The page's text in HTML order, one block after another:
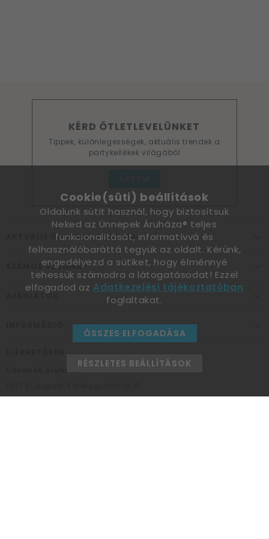
KÉRD ÖTLETLEVELÜNKET
Tippek, különlegességek, aktuális trendek a
partykellékek világából
AKTUÁLIS ÜNNEPEK, ALKALMAK
SZÁMOS SZÜLINAP
AJÁNLATOK
Ünnepek Áruháza
Személyes átvételi pont
Cookie(süti) beállítások
Oldalunk sütit használ, hogy biztosítsuk
Neked az Ünnepek Áruháza® teljes
funkcionalitását, informatívvá és
felhasználóbaráttá tegyük az oldalt. Kérünk,
engedélyezd a sütiket, hogy élménnyé
tehessük számodra a látogatásodat! Ezzel
elfogadod az Adatkezelési tájékoztatóban
foglaltakat.
ÖSSZES ELFOGADÁSA
RÉSZLETES BEÁLLÍTÁSOK